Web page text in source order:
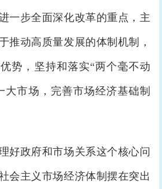
一步全面深化改革的重点，主
推动高质量发展的体制机制，
势，坚持和落实“两个毫不动
大市场，完善市场经济基础制
政府和市场关系这个核心问
会主义市场经济体制摆在突出